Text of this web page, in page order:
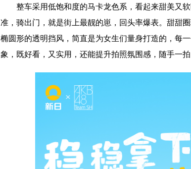
整车采用低饱和度的马卡龙色系，看起来甜美又
准，骑出门，就是街上最靓的崽，回头率爆表。甜甜
椭圆形的透明挡风，简直是为女生们量身打造的，每
象，既好看，又实用，还能提升拍照氛围感，随手一